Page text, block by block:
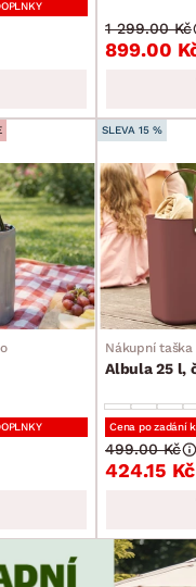
899.00
1 299.00 Kč
SLEVA 15 %
Nákupní taška
Albula 25 l,
Cena po zadání
424.15 Kč
499.00 Kč